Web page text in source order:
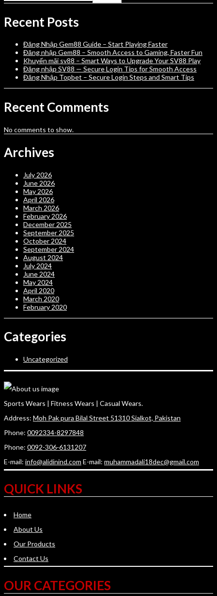
Recent Posts
Đăng Nhập Gem88 Guide – Start Playing Faster
Đăng nhập Gem88 – Smooth Access to Gaming, Faster Fun
Khuyến mãi sv88 – Smart Ways to Upgrade Your SV88 Play
Đăng nhập SV88 — Secure Login Tips for Smooth Access
Đăng Nhập Topbet – Secure Login Steps and Smart Tips
Recent Comments
No comments to show.
Archives
July 2026
June 2026
May 2026
April 2026
March 2026
February 2026
December 2025
September 2025
October 2024
September 2024
August 2024
July 2024
June 2024
May 2024
April 2020
March 2020
February 2020
Categories
Uncategorized
Sports Wears | Fitness Wears | Casual Wears.
Address: Moh Pak pura Bilal Street 51310 Sialkot, Pakistan
Phone: 0092334-8297848
Phone: 0092-306-6131207
E-mail: info@alidinind.com E-mail: muhammadali18dec@gmail.com
QUICK LINKS
Home
About Us
Our Products
Contact Us
OUR CATEGORIES